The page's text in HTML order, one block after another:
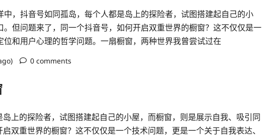
，抖音号如同孤岛，每个人都是岛上的探险者，试图搭建起自己的小
但问题来了，同一个抖音号，如何开启双重世界的橱窗？这不仅仅是一
和用户心理的哲学问题。一扇橱窗，两种世界我曾尝试过在
0 comments
上的探险者，试图搭建起自己的小屋，而橱窗，则是展示自我、吸引同
双重世界的橱窗？这不仅仅是一个技术问题，更是一个关于自我表达、